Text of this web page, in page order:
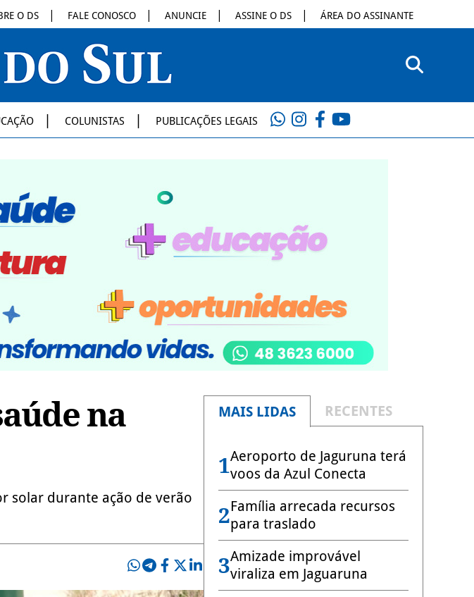
O DS FALE CONOSCO ANUNCIE ASSINE O DS ÁREA DO ASSINANTE
COLUNISTAS PUBLICAÇÕES LEGAIS
na
solar durante ação de verão
MAIS LIDAS RECENTES
1Aeroporto de Jaguruna terá
voos da Azul Conecta
2Família arrecada recursos
para traslado
3Amizade improvável
viraliza em Jaguaruna